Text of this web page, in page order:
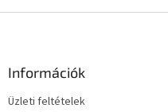
Információk
Üzleti feltételek